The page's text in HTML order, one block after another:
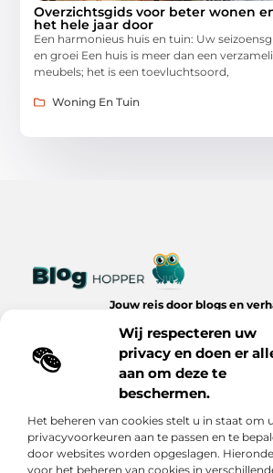
Wij respecteren uw
privacy en doen er
aan om deze te
beschermen.
Het beheren van cookies stelt u in staat om
privacyvoorkeuren aan te passen en te
door websites worden opgeslagen.
voor het beheren van cookies in
Overzichtsgids voor beter wonen
het hele jaar door
Een harmonieus huis en tuin: Uw
en groei Een huis is meer dan een
meubels; het is een toevluchtsoord,
Woning En Tuin
Jouw reis door blogs en
dagelijks leven op
Bericht categorie
Onze informatie